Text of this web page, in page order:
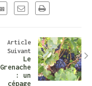
Article
Suivant
Le
Grenache
: un
cépage